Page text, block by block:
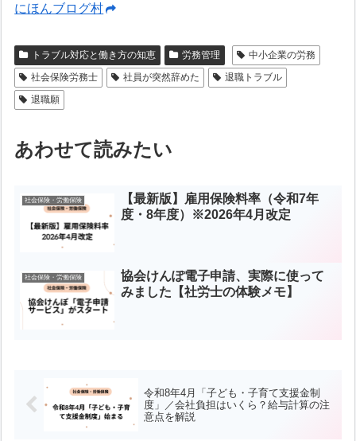
にほんブログ村
トラブル対応と働き方の知恵 労務管理
中小企業の労務
社会保険労務士
社員が突然辞めた
退職トラブル
退職願
あわせて読みたい
社会保険・労働保険
【最新版】雇用保険料率（令和7年
度・8年度）※2026年4月改定
社会保険・労働保険
協会けんぽ電子申請、実際に使って
みました【社労士の体験メモ】
令和8年4月「子ども・子育て支援金制
度」／会社負担はいくら？給与計算の注
意点を解説